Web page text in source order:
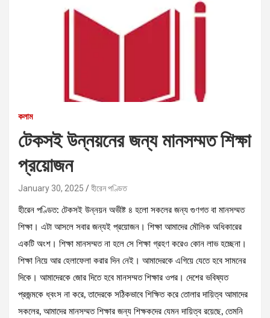
কলাম
টেকসই উন্নয়নের জন্য মানসম্মত শিক্ষা
প্রয়োজন
January 30, 2025 হীরেন পণ্ডিত
হীরেন পণ্ডিত: টেকসই উন্নয়ন অভীষ্ট ৪ হলো সকলের জন্য গুণগত বা মানসম্মত
শিক্ষা। এটা আসলে সবার জন্যই প্রয়োজন। শিক্ষা আমাদের মৌলিক অধিকারের
একটি অংশ। শিক্ষা মানসম্মত না হলে সে শিক্ষা গ্রহণ করেও কোন লাভ হচ্ছেনা।
শিক্ষা নিয়ে আর হেলাফেলা করার দিন নেই। আমাদেরকে এগিয়ে যেতে হবে সামনের
দিকে। আমাদেরকে জোর দিতে হবে মানসম্মত শিক্ষার ওপর। দেশের ভবিষ্যত
প্রজন্মকে ধ্বংস না করে, তাদেরকে সঠিকভাবে শিক্ষিত করে তোলার দায়িত্ব আমাদের
সকলের, আমাদের মানসম্মত শিক্ষার জন্য শিক্ষকদের যেমন দায়িত্ব রয়েছে, তেমনি